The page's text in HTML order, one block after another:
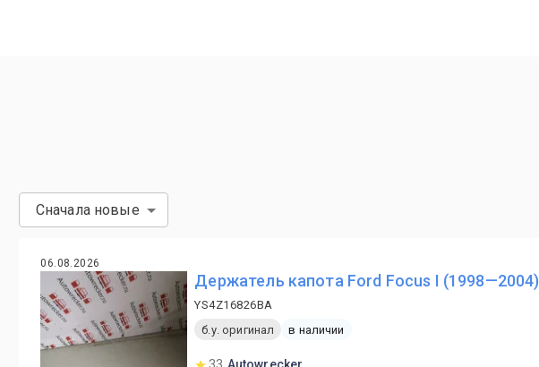
Сначала новые
06.08.2026
Держатель капота Ford Focus I (1998—2004)
YS4Z16826BA
б.у. оригинал
в наличии